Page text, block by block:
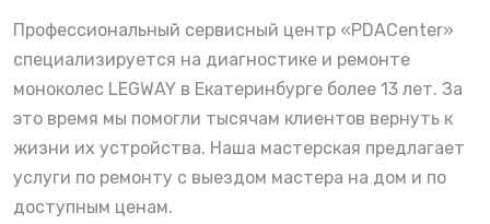
Профессиональный сервисный центр «PDACenter»
специализируется на диагностике и ремонте
моноколес LEGWAY в Екатеринбурге более 13 лет. За
это время мы помогли тысячам клиентов вернуть к
жизни их устройства. Наша мастерская предлагает
услуги по ремонту с выездом мастера на дом и по
доступным ценам.